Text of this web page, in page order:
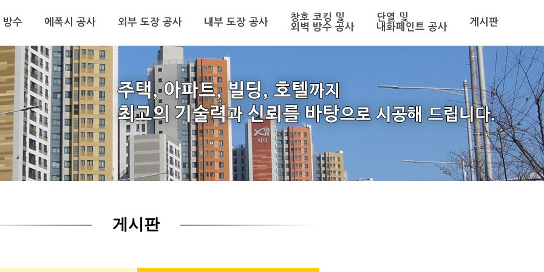
방수 에폭시 공사 외부 도장 공사 내부 도장 공사
창호 코킹 및
외벽 방수 공사
단열 및
내화페인트 공사
게시판
게시판